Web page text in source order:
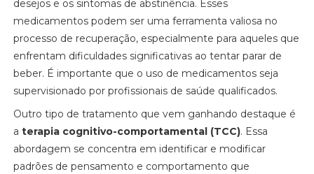
desejos e os sintomas de abstinência. Esses
medicamentos podem ser uma ferramenta valiosa no
processo de recuperação, especialmente para aqueles que
enfrentam dificuldades significativas ao tentar parar de
beber. É importante que o uso de medicamentos seja
supervisionado por profissionais de saúde qualificados.
Outro tipo de tratamento que vem ganhando destaque é
aterapia cognitivo-comportamental (TCC). Essa
abordagem se concentra em identificar e modificar
padrões de pensamento e comportamento que